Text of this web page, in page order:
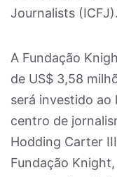
Journalists (ICFJ).
A Fundação
de US$ 3,58
será investido
centro de
Hodding Carter
Fundação